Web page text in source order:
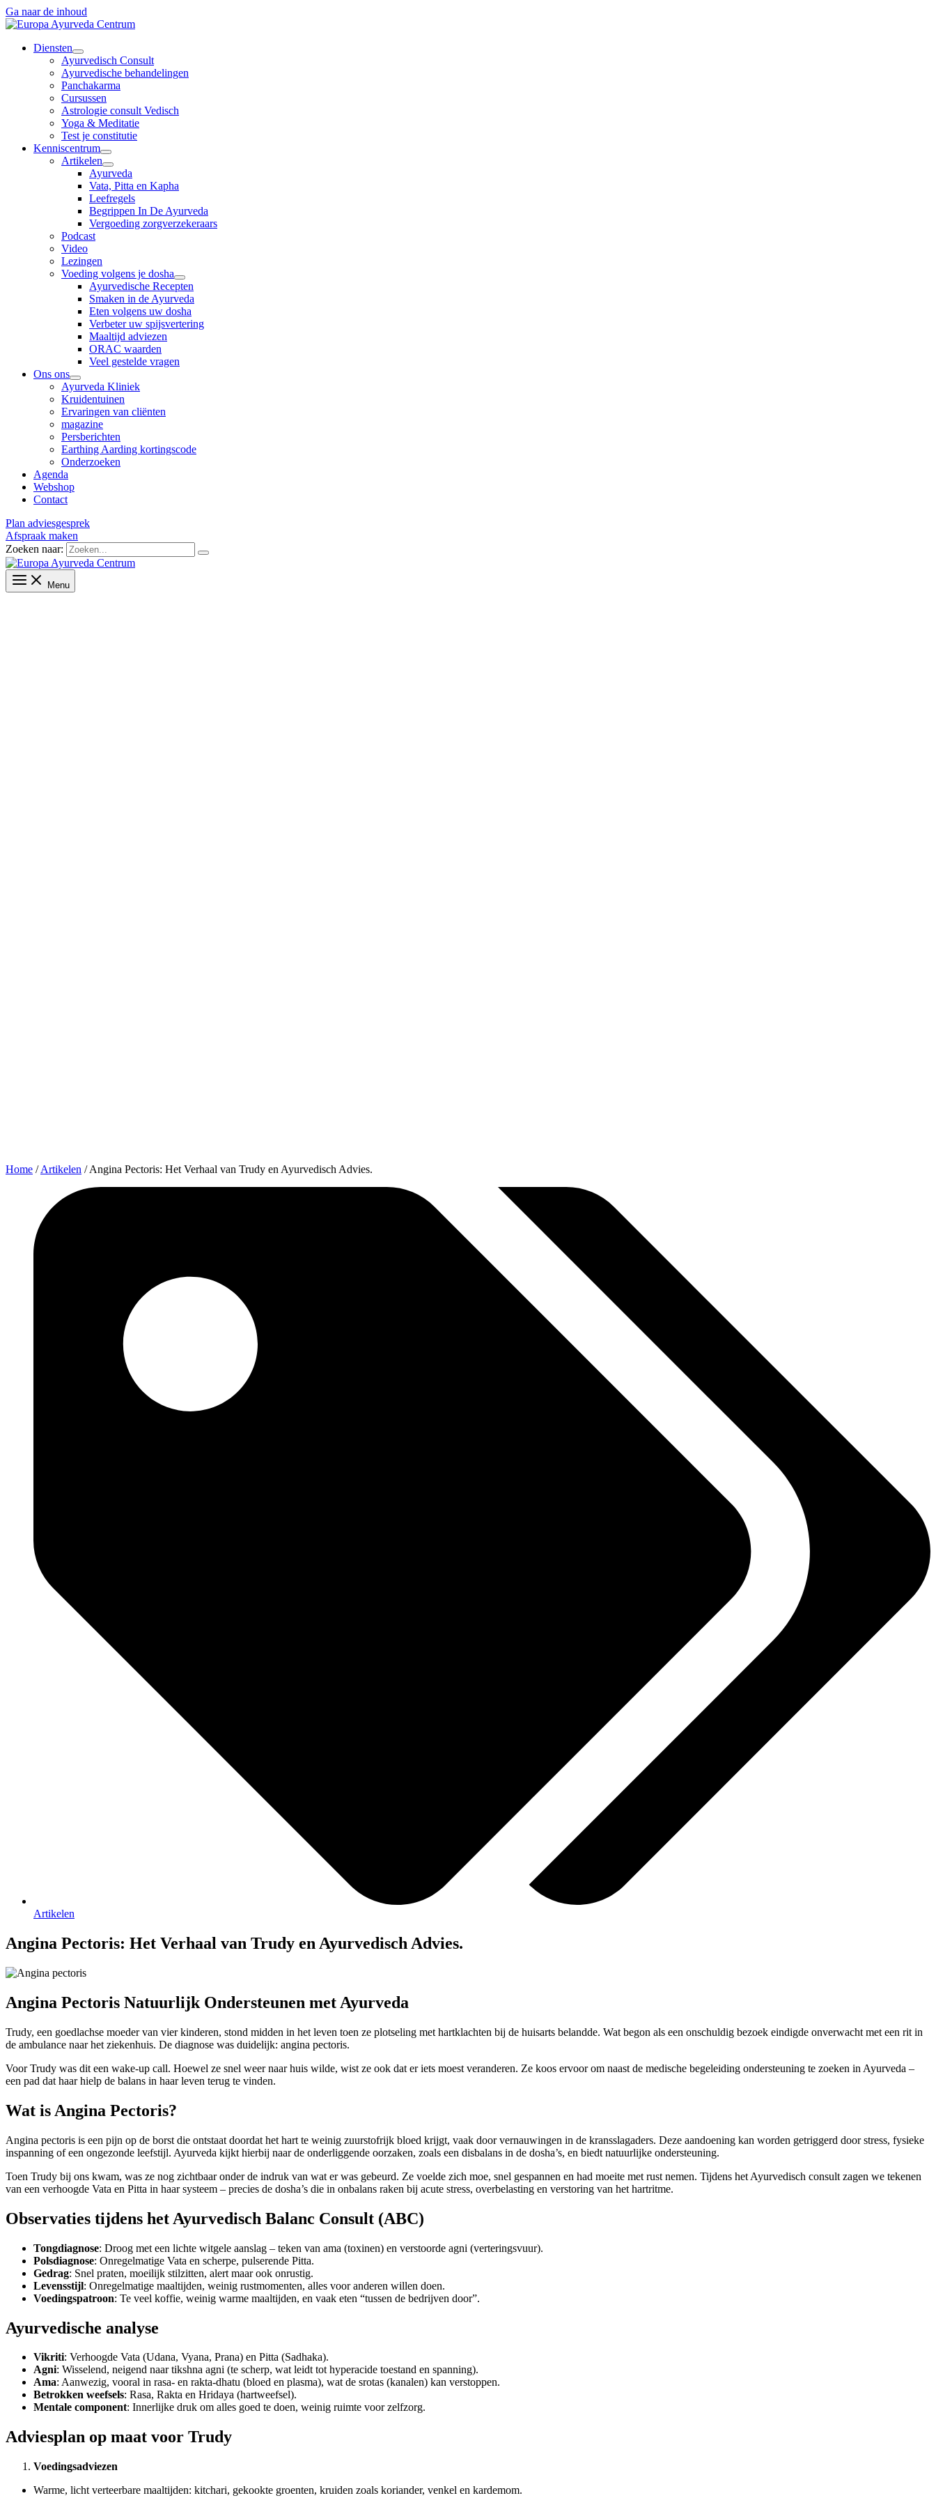
Ga naar de inhoud
Diensten
Ayurvedisch Consult
Ayurvedische behandelingen
Panchakarma
Cursussen
Astrologie consult Vedisch
Yoga & Meditatie
Test je constitutie
Kenniscentrum
Artikelen
Ayurveda
Vata, Pitta en Kapha
Leefregels
Begrippen In De Ayurveda
Vergoeding zorgverzekeraars
Podcast
Video
Lezingen
Voeding volgens je dosha
Ayurvedische Recepten
Smaken in de Ayurveda
Eten volgens uw dosha
Verbeter uw spijsvertering
Maaltijd adviezen
ORAC waarden
Veel gestelde vragen
Ons ons
Ayurveda Kliniek
Kruidentuinen
Ervaringen van cliënten
magazine
Persberichten
Earthing Aarding kortingscode
Onderzoeken
Agenda
Webshop
Contact
Plan adviesgesprek
Afspraak maken
Zoeken naar:
Menu
Home /Artikelen /Angina Pectoris: Het Verhaal van Trudy en Ayurvedisch Advies.
Artikelen
Angina Pectoris: Het Verhaal van Trudy en Ayurvedisch Advies.
Angina Pectoris Natuurlijk Ondersteunen met Ayurveda
Trudy, een goedlachse moeder van vier kinderen, stond midden in het leven toen ze plotseling met hartklachten bij de huisarts belandde. Wat begon als een onschuldig bezoek eindigde onverwacht met een rit in
de ambulance naar het ziekenhuis. De diagnose was duidelijk: angina pectoris.
Voor Trudy was dit een wake-up call. Hoewel ze snel weer naar huis wilde, wist ze ook dat er iets moest veranderen. Ze koos ervoor om naast de medische begeleiding ondersteuning te zoeken in Ayurveda –
een pad dat haar hielp de balans in haar leven terug te vinden.
Wat is Angina Pectoris?
Angina pectoris is een pijn op de borst die ontstaat doordat het hart te weinig zuurstofrijk bloed krijgt, vaak door vernauwingen in de kransslagaders. Deze aandoening kan worden getriggerd door stress, fysieke
inspanning of een ongezonde leefstijl. Ayurveda kijkt hierbij naar de onderliggende oorzaken, zoals een disbalans in de dosha’s, en biedt natuurlijke ondersteuning.
Toen Trudy bij ons kwam, was ze nog zichtbaar onder de indruk van wat er was gebeurd. Ze voelde zich moe, snel gespannen en had moeite met rust nemen. Tijdens het Ayurvedisch consult zagen we tekenen
van een verhoogde Vata en Pitta in haar systeem – precies de dosha’s die in onbalans raken bij acute stress, overbelasting en verstoring van het hartritme.
Observaties tijdens het Ayurvedisch Balanc Consult (ABC)
Tongdiagnose: Droog met een lichte witgele aanslag – teken van ama (toxinen) en verstoorde agni (verteringsvuur).
Polsdiagnose: Onregelmatige Vata en scherpe, pulserende Pitta.
Gedrag: Snel praten, moeilijk stilzitten, alert maar ook onrustig.
Levensstijl: Onregelmatige maaltijden, weinig rustmomenten, alles voor anderen willen doen.
Voedingspatroon: Te veel koffie, weinig warme maaltijden, en vaak eten “tussen de bedrijven door”.
Ayurvedische analyse
Vikriti: Verhoogde Vata (Udana, Vyana, Prana) en Pitta (Sadhaka).
Agni: Wisselend, neigend naar tikshna agni (te scherp, wat leidt tot hyperacide toestand en spanning).
Ama: Aanwezig, vooral in rasa- en rakta-dhatu (bloed en plasma), wat de srotas (kanalen) kan verstoppen.
Betrokken weefsels: Rasa, Rakta en Hridaya (hartweefsel).
Mentale component: Innerlijke druk om alles goed te doen, weinig ruimte voor zelfzorg.
Adviesplan op maat voor Trudy
Voedingsadviezen
Warme, licht verteerbare maaltijden: kitchari, gekookte groenten, kruiden zoals koriander, venkel en kardemom.